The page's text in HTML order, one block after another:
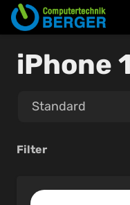
iPhone
Filter